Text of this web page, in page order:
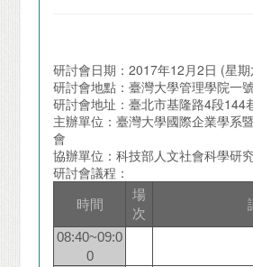
研討會日期：2017年12月2日 (星
研討會地點：臺灣大學管理學院一
研討會地址：臺北市基隆路4段144
主辦單位：臺灣大學國際企業學系
會
協辦單位：科技部人文社會科學研
研討會議程：
時間
場
次
08:40~09:0
0